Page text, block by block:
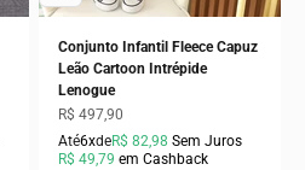
Conjunto Infantil Fleece Capuz
Leão Cartoon Intrépide
Lenogue
Preço promocional
R$ 497,90
Até6xdeR$ 82,98 Sem Juros
R$ 49,79 em Cashback